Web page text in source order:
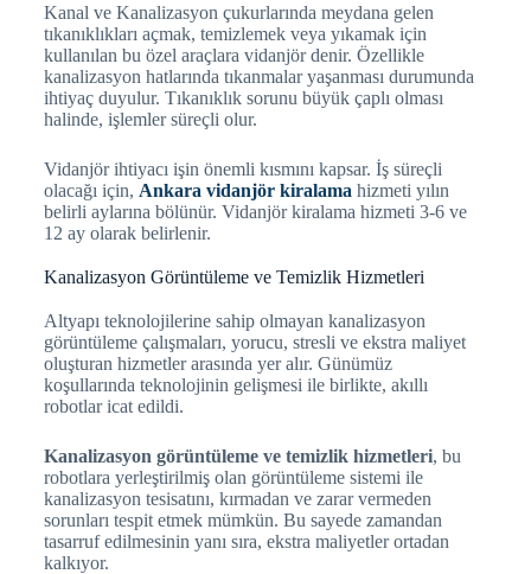
Kanal ve Kanalizasyon çukurlarında meydana gelen
tıkanıklıkları açmak, temizlemek veya yıkamak için
kullanılan bu özel araçlara vidanjör denir. Özellikle
kanalizasyon hatlarında tıkanmalar yaşanması durumunda
ihtiyaç duyulur. Tıkanıklık sorunu büyük çaplı olması
halinde, işlemler süreçli olur.
Vidanjör ihtiyacı işin önemli kısmını kapsar. İş süreçli
olacağı için, Ankara vidanjör kiralama hizmeti yılın
belirli aylarına bölünür. Vidanjör kiralama hizmeti 3-6 ve
12 ay olarak belirlenir.
Kanalizasyon Görüntüleme ve Temizlik Hizmetleri
Altyapı teknolojilerine sahip olmayan kanalizasyon
görüntüleme çalışmaları, yorucu, stresli ve ekstra maliyet
oluşturan hizmetler arasında yer alır. Günümüz
koşullarında teknolojinin gelişmesi ile birlikte, akıllı
robotlar icat edildi.
Kanalizasyon görüntüleme ve temizlik hizmetleri, bu
robotlara yerleştirilmiş olan görüntüleme sistemi ile
kanalizasyon tesisatını, kırmadan ve zarar vermeden
sorunları tespit etmek mümkün. Bu sayede zamandan
tasarruf edilmesinin yanı sıra, ekstra maliyetler ortadan
kalkıyor.